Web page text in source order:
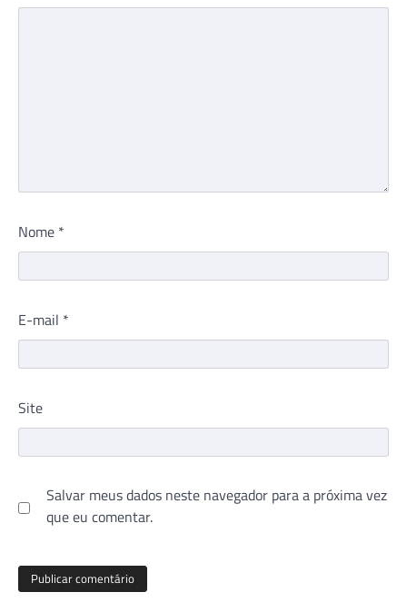
Nome *
E-mail *
Site
Salvar meus dados neste navegador para a próxima vez
que eu comentar.